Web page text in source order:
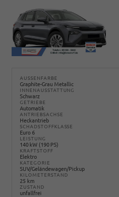
AUSSENFARBE
Graphite-Grau Metallic
INNENAUSSTATTUNG
Schwarz
GETRIEBE
Automatik
ANTRIEBSACHSE
Heckantrieb
SCHADSTOFFKLASSE
Euro 6
LEISTUNG
140 kW (190 PS)
KRAFTSTOFF
Elektro
KATEGORIE
SUV/Geländewagen/Pickup
KILOMETERSTAND
25 km
ZUSTAND
unfallfrei